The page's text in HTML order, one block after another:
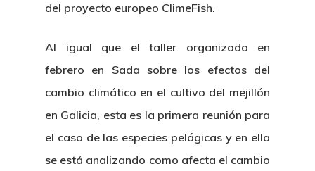
del proyecto europeo ClimeFish.
Al igual que el taller organizado en
febrero en Sada sobre los efectos del
cambio climático en el cultivo del mejillón
en Galicia, esta es la primera reunión para
el caso de las especies pelágicas y en ella
se está analizando como afecta el cambio